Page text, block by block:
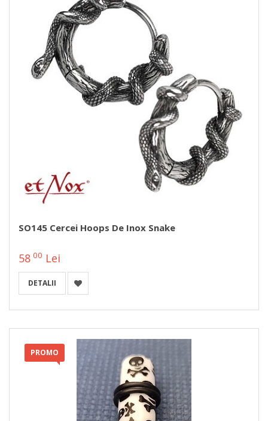
SO145 Cercei Hoops De Inox Snake
58 00 Lei
DETALII
PROMO